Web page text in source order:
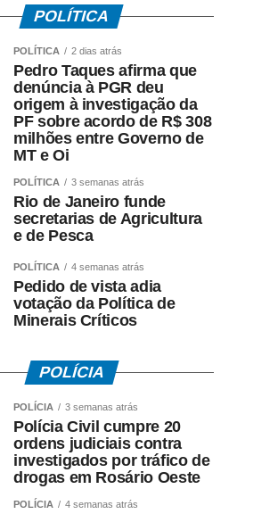
POLÍTICA
POLÍTICA 2 dias atrás
Pedro Taques afirma que
denúncia à PGR deu
origem à investigação da
PF sobre acordo de R$ 308
milhões entre Governo de
MT e Oi
POLÍTICA 3 semanas atrás
Rio de Janeiro funde
secretarias de Agricultura
e de Pesca
POLÍTICA 4 semanas atrás
Pedido de vista adia
votação da Política de
Minerais Críticos
POLÍCIA
POLÍCIA 3 semanas atrás
Polícia Civil cumpre 20
ordens judiciais contra
investigados por tráfico de
drogas em Rosário Oeste
POLÍCIA 4 semanas atrás